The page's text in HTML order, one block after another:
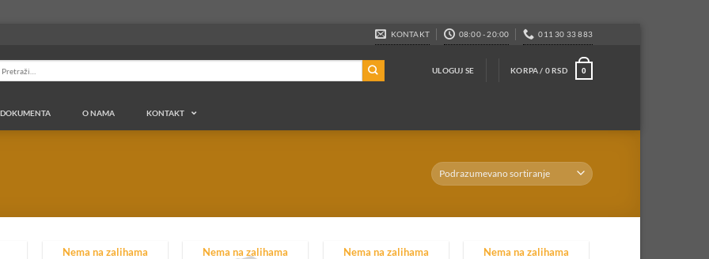
KONTAKT 08:00 - 20:00 011 30 33 883
ULOGUJ SE KORPA / 0RSD 0
DOKUMENTA O NAMA KONTAKT
Nema na zalihama Nema na zalihama Nema na zalihama Nema na zalihama